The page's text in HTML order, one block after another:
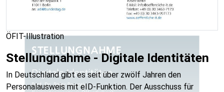
ÖFIT-Illustration
Stellungnahme - Digitale Identitäten
In Deutschland gibt es seit über zwölf Jahren den
Personalausweis mit eID-Funktion. Der Ausschuss für